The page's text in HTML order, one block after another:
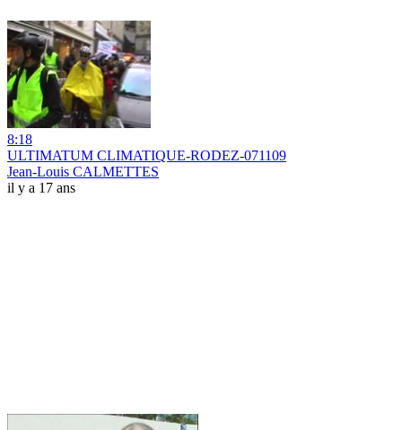
8:18
ULTIMATUM CLIMATIQUE-RODEZ-071109
Jean-Louis CALMETTES
il y a 17 ans